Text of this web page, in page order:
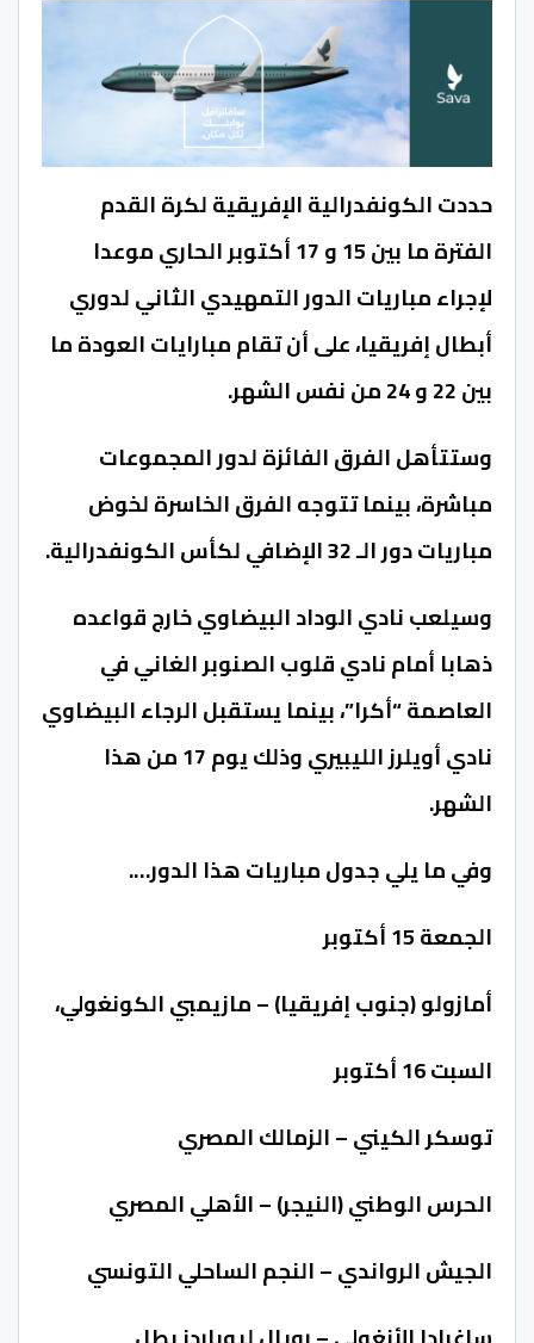
حددت الكونفدرالية الإفريقية لكرة القدم
الفترة ما بين 15 و 17 أكتوبر الحاري موعدا
لإجراء مباريات الدور التمهيدي الثاني لدوري
أبطال إفريقيا، على أن تقام مبارايات العودة ما
بين 22 و 24 من نفس الشهر.
وستتأهل الفرق الفائزة لدور المجموعات
مباشرة، بينما تتوجه الفرق الخاسرة لخوض
مباريات دور الـ 32 الإضافي لكأس الكونفدرالية.
وسيلعب نادي الوداد البيضاوي خارج قواعده
ذهابا أمام نادي قلوب الصنوبر الغاني في
العاصمة “أكرا”، بينما يستقبل الرجاء البيضاوي
نادي أويلرز الليبيري وذلك يوم 17 من هذا
الشهر.
وفي ما يلي جدول مباريات هذا الدور….
الجمعة 15 أكتوبر
أمازولو (جنوب إفريقيا) – مازيمبي الكونغولي،
السبت 16 أكتوبر
توسكر الكيني – الزمالك المصري
الحرس الوطني (النيجر) – الأهلي المصري
الجيش الرواندي – النجم الساحلي التونسي